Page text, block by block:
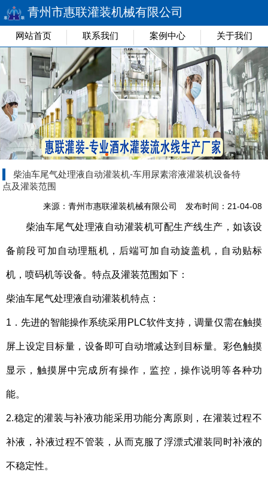
青州市惠联灌装机械有限公司
网站首页 联系我们 案例中心 关于我们
柴油车尾气处理液自动灌装机-车用尿素溶液灌装机设备特
点及灌装范围
来源：青州市惠联灌装机械有限公司 发布时间：21-04-08
柴油车尾气处理液自动灌装机可配生产线生产，如该设
备前段可加自动理瓶机，后端可加自动旋盖机，自动贴标
机，喷码机等设备。 特点及灌装范围如下：
柴油车尾气处理液自动灌装机特点：
1．先进的智能操作系统采用PLC软件支持，调量仅需在触摸
屏上设定目标量，设备即可自动增减达到目标量。彩色触摸
显示，触摸屏中完成所有操作，监控，操作说明等各种功
能。
2.稳定的灌装与补液功能采用功能分离原则，在灌装过程不
补液，补液过程不管装，从而克服了浮漂式灌装同时补液的
不稳定性。